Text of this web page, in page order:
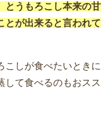
とうもろこし本来の甘
とが出来ると言われて
こしが食べたいときに
して食べるのもおスス